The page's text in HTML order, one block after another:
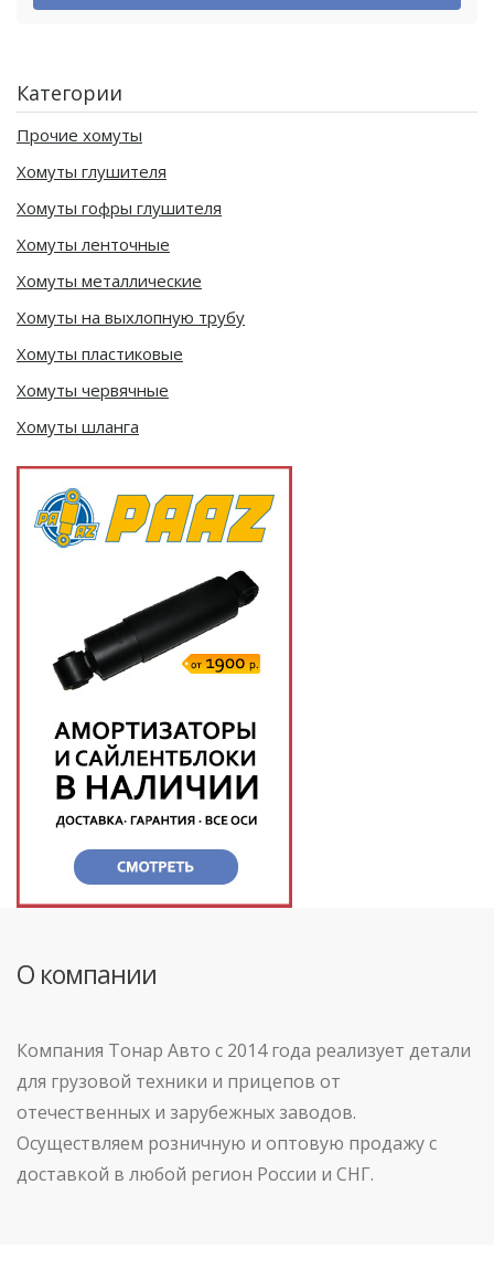
Категории
Прочие хомуты
Хомуты глушителя
Хомуты гофры глушителя
Хомуты ленточные
Хомуты металлические
Хомуты на выхлопную трубу
Хомуты пластиковые
Хомуты червячные
Хомуты шланга
О компании
Компания Тонар Авто с 2014 года реализует детали
для грузовой техники и прицепов от
отечественных и зарубежных заводов.
Осуществляем розничную и оптовую продажу с
доставкой в любой регион России и СНГ.